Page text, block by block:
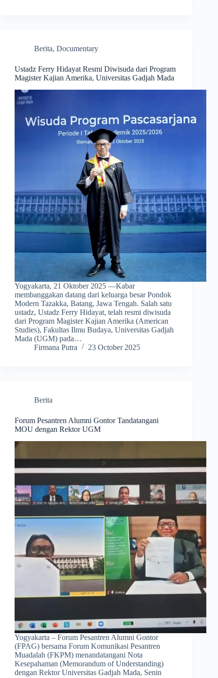
Berita, Documentary
Ustadz Ferry Hidayat Resmi Diwisuda dari Program
Magister Kajian Amerika, Universitas Gadjah Mada
Yogyakarta, 21 Oktober 2025 —Kabar
membanggakan datang dari keluarga besar Pondok
Modern Tazakka, Batang, Jawa Tengah. Salah satu
ustadz, Ustadz Ferry Hidayat, telah resmi diwisuda
dari Program Magister Kajian Amerika (American
Studies), Fakultas Ilmu Budaya, Universitas Gadjah
Mada (UGM) pada…
Firmana Putra
23 October 2025
Berita
Forum Pesantren Alumni Gontor Tandatangani
MOU dengan Rektor UGM
Yogyakarta – Forum Pesantren Alumni Gontor
(FPAG) bersama Forum Komunikasi Pesantren
Muadalah (FKPM) menandatangani Nota
Kesepahaman (Memorandum of Understanding)
dengan Rektor Universitas Gadjah Mada, Senin